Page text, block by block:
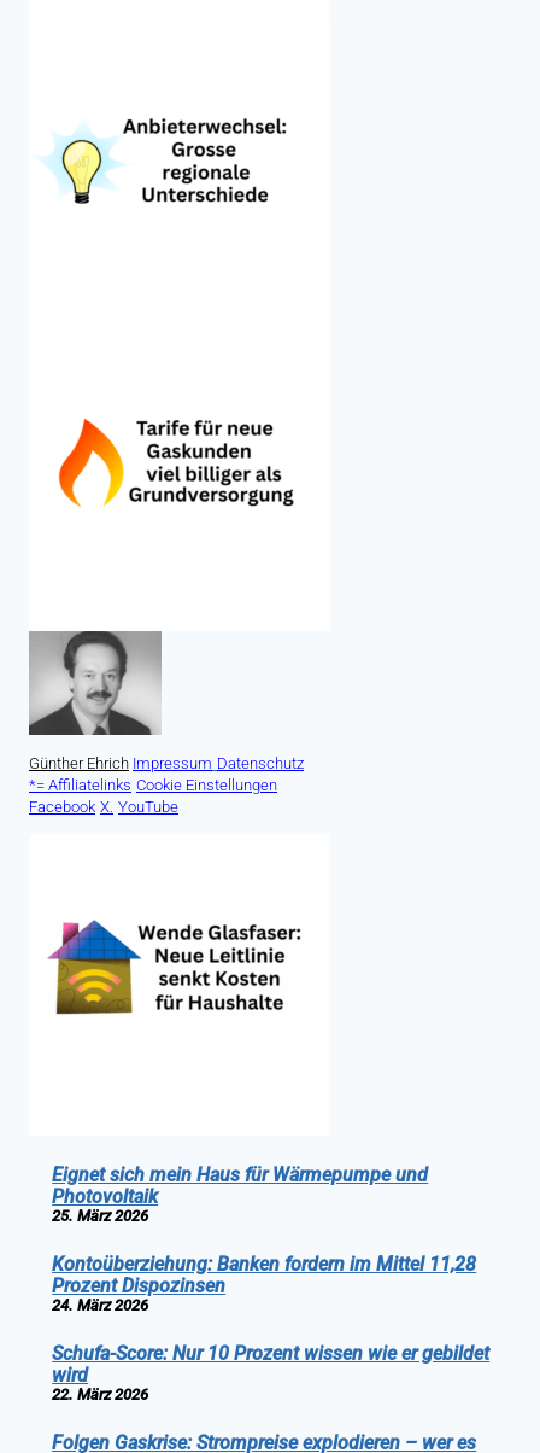
Günther Ehrich Impressum Datenschutz
*= Affiliatelinks Cookie Einstellungen
Facebook X. YouTube
Eignet sich mein Haus für Wärmepumpe und
Photovoltaik
25. März 2026
Kontoüberziehung: Banken fordern im Mittel 11,28
Prozent Dispozinsen
24. März 2026
Schufa-Score: Nur 10 Prozent wissen wie er gebildet
wird
22. März 2026
Folgen Gaskrise: Strompreise explodieren – wer es